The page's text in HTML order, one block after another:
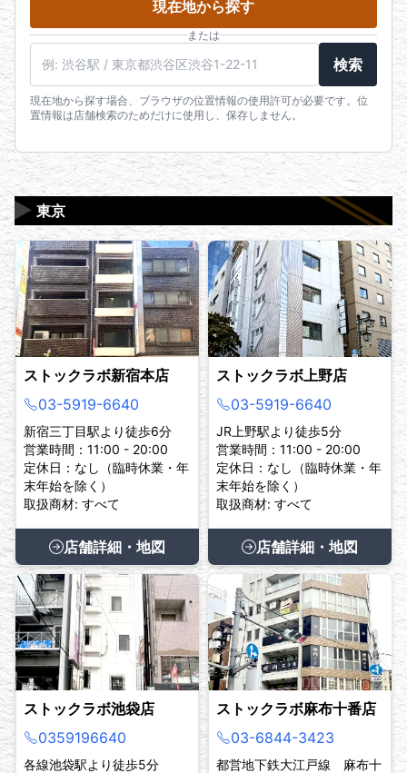
現在地から探す
または
検索
現在地から探す場合、ブラウザの位置情報の使用許可が必要です。位
置情報は店舗検索のためだけに使用し、保存しません。
東京
▶
ストックラボ新宿本店
03-5919-6640
新宿三丁目駅より徒歩6分
営業時間：11:00 - 20:00
定休日：なし（臨時休業・年
末年始を除く）
取扱商材: すべて
店舗詳細・地図
ストックラボ上野店
03-5919-6640
JR上野駅より徒歩5分
営業時間：11:00 - 20:00
定休日：なし（臨時休業・年
末年始を除く）
取扱商材: すべて
店舗詳細・地図
ストックラボ池袋店
0359196640
各線池袋駅より徒歩5分
ストックラボ麻布十番店
03-6844-3423
都営地下鉄大江戸線 麻布十